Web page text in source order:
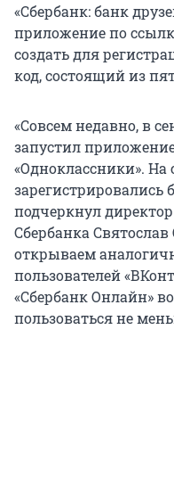
«Сбербанк: банк
приложение по
создать для
код, состоящий из
«Совсем недавно, в
запустил
«Одноклассники».
зарегистрировались
подчеркнул
Сбербанка
открываем
пользователей
«Сбербанк Онлайн»
пользоваться не